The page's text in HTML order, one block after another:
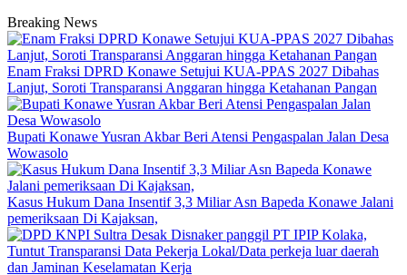
Breaking News
Enam Fraksi DPRD Konawe Setujui KUA-PPAS 2027 Dibahas
Lanjut, Soroti Transparansi Anggaran hingga Ketahanan Pangan
Bupati Konawe Yusran Akbar Beri Atensi Pengaspalan Jalan Desa
Wowasolo
Kasus Hukum Dana Insentif 3,3 Miliar Asn Bapeda Konawe Jalani
pemeriksaan Di Kajaksan,